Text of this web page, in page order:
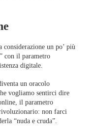
un po’ più
con il parametro
digitale.
un oracolo
vogliamo sentirci dire
il parametro
non farci
“nuda e cruda”.